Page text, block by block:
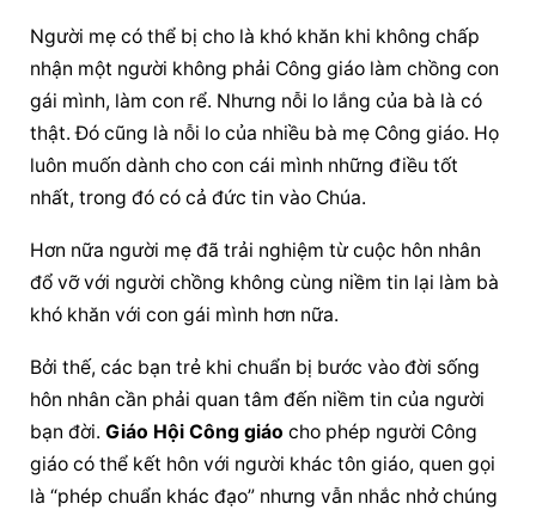
Người mẹ có thể bị cho là khó khăn khi không chấp
nhận một người không phải Công giáo làm chồng con
gái mình, làm con rể. Nhưng nỗi lo lắng của bà là có
thật. Đó cũng là nỗi lo của nhiều bà mẹ Công giáo. Họ
luôn muốn dành cho con cái mình những điều tốt
nhất, trong đó có cả đức tin vào Chúa.
Hơn nữa người mẹ đã trải nghiệm từ cuộc hôn nhân
đổ vỡ với người chồng không cùng niềm tin lại làm bà
khó khăn với con gái mình hơn nữa.
Bởi thế, các bạn trẻ khi chuẩn bị bước vào đời sống
hôn nhân cần phải quan tâm đến niềm tin của người
bạn đời. Giáo Hội Công giáo cho phép người Công
giáo có thể kết hôn với người khác tôn giáo, quen gọi
là “phép chuẩn khác đạo” nhưng vẫn nhắc nhở chúng